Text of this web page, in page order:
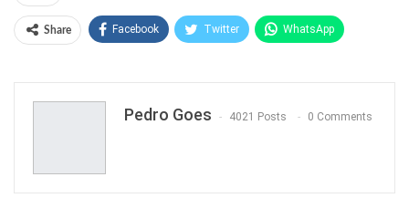
Share Facebook Twitter WhatsApp
Pedro Goes 4021 Posts 0 Comments